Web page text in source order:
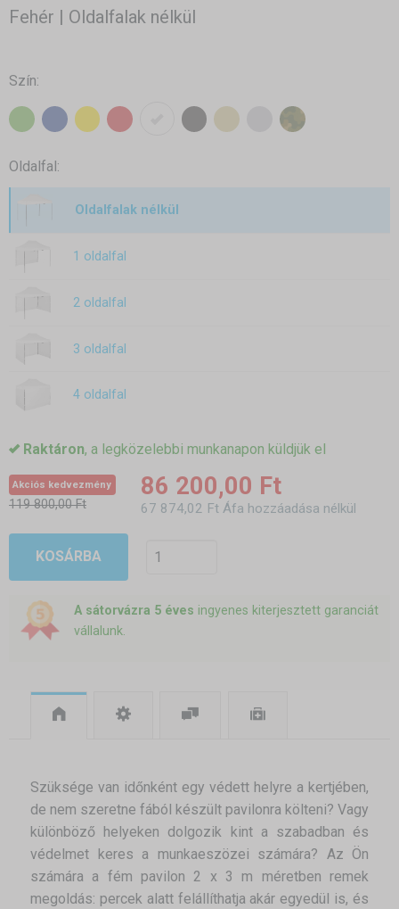
Fehér | Oldalfalak nélkül
Szín:
Oldalfal:
Oldalfalak nélkül
1 oldalfal
2 oldalfal
3 oldalfal
4 oldalfal
Raktáron, a legközelebbi munkanapon küldjük el
Akciós kedvezmény
119 800,00 Ft
86 200,00 Ft
67 874,02 Ft Áfa hozzáadása nélkül
KOSÁRBA
A sátorvázra 5 éves ingyenes kiterjesztett garanciát
vállalunk.
Szüksége van időnként egy védett helyre a kertjében,
de nem szeretne fából készült pavilonra költeni? Vagy
különböző helyeken dolgozik kint a szabadban és
védelmet keres a munkaeszözei számára? Az Ön
számára a fém pavilon 2 x 3 m méretben remek
megoldás: percek alatt felállíthatja akár egyedül is, és